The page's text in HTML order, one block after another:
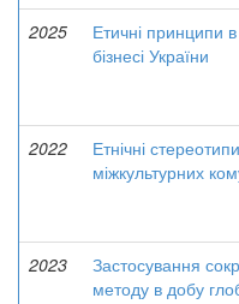
2025
Етичні принципи
бізнесі України
2022
Етнічні
міжкультурних
2023
Застосування
методу в добу